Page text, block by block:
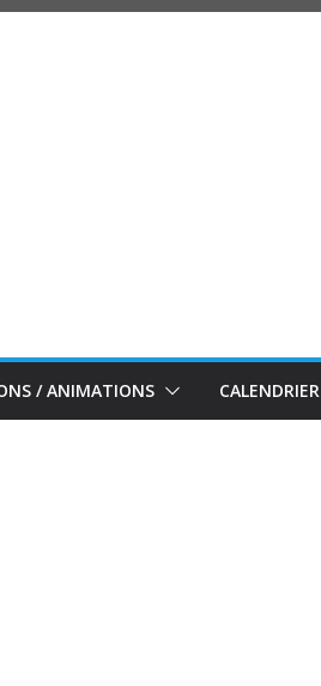
/ ANIMATIONS CALENDRIER